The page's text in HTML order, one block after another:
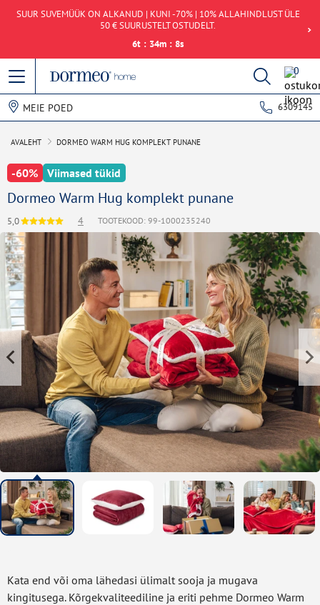
SUUR SUVEMÜÜK ON ALKANUD | KUNI -70% | 10% ALLAHINDLUST ÜLE
50 € SUURUSTELT OSTUDELT.
6t : 34m : 8s
0
MEIE POED 6309145
AVALEHT DORMEO WARM HUG KOMPLEKT PUNANE
-60% Viimased tükid
Dormeo Warm Hug komplekt punane
5,0 4 TOOTEKOOD: 99-1000235240
Kata end või oma lähedasi ülimalt sooja ja mugava
kingitusega. Kõrgekvaliteediline ja eriti pehme Dormeo Warm